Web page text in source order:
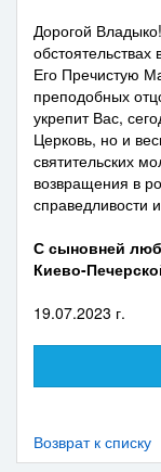
Дорогой
обстоятельствах
Его Пречистую
преподобных
укрепит Вас,
Церковь, но и
святительских
возвращения в
справедливости
С сыновней
Киево-
19.07.2023 г.
Возврат к списку